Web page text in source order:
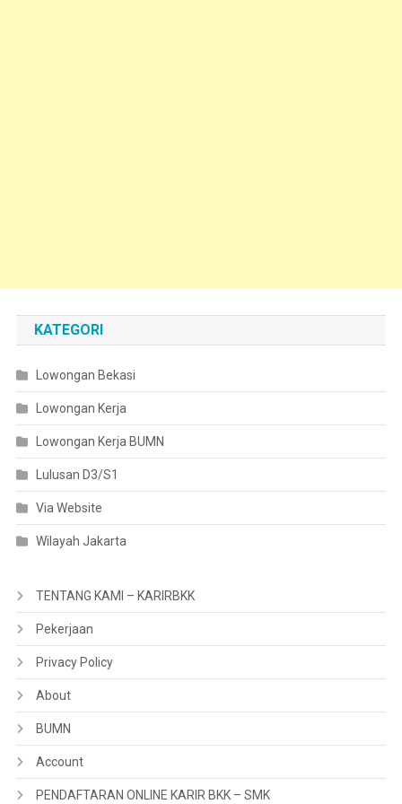
KATEGORI
Lowongan Bekasi
Lowongan Kerja
Lowongan Kerja BUMN
Lulusan D3/S1
Via Website
Wilayah Jakarta
TENTANG KAMI – KARIRBKK
Pekerjaan
Privacy Policy
About
BUMN
Account
PENDAFTARAN ONLINE KARIR BKK – SMK